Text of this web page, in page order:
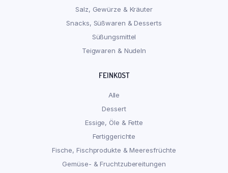
Salz, Gewürze & Kräuter
Snacks, Süßwaren & Desserts
Süßungsmittel
Teigwaren & Nudeln
FEINKOST
Alle
Dessert
Essige, Öle & Fette
Fertiggerichte
Fische, Fischprodukte & Meeresfrüchte
Gemüse- & Fruchtzubereitungen